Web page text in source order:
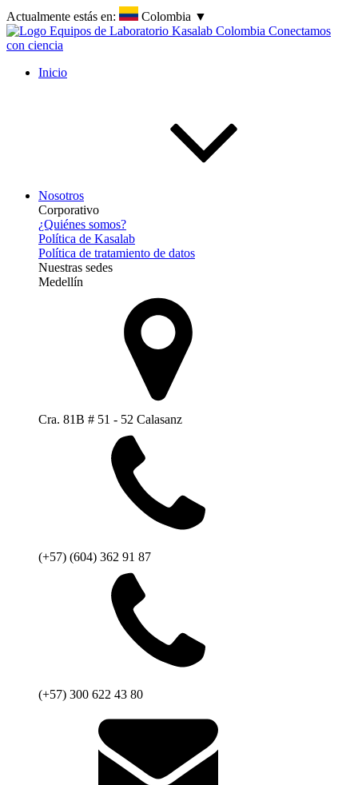
Actualmente estás en: Colombia ▼
Inicio
Nosotros
Corporativo
¿Quiénes somos?
Política de Kasalab
Política de tratamiento de datos
Nuestras sedes
Medellín
Cra. 81B # 51 - 52 Calasanz
(+57) (604) 362 91 87
(+57) 300 622 43 80